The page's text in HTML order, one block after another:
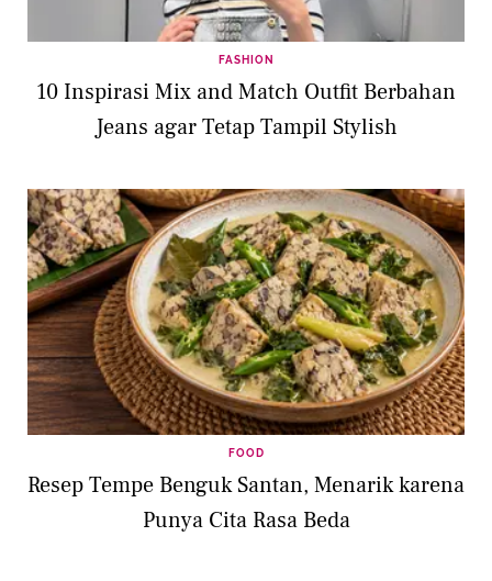
FASHION
10 Inspirasi Mix and Match Outfit Berbahan
Jeans agar Tetap Tampil Stylish
FOOD
Resep Tempe Benguk Santan, Menarik karena
Punya Cita Rasa Beda